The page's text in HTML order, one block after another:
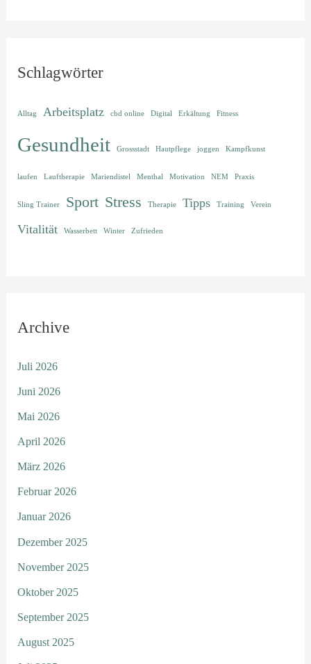
Schlagwörter
Alltag Arbeitsplatz cbd online Digital Erkältung Fitness
Gesundheit Grossstadt Hautpflege joggen Kampfkunst
laufen Lauftherapie Mariendistel Menthal Motivation NEM Praxis
Sling Trainer Sport Stress Therapie Tipps Training Verein
Vitalität Wasserbett Winter Zufrieden
Archive
Juli 2026
Juni 2026
Mai 2026
April 2026
März 2026
Februar 2026
Januar 2026
Dezember 2025
November 2025
Oktober 2025
September 2025
August 2025